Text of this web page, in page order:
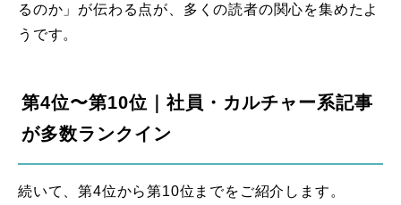
るのか」が伝わる点が、多くの読者の関心を集めたよ
うです。
第4位〜第10位｜社員・カルチャー系記事
が多数ランクイン
続いて、第4位から第10位までをご紹介します。